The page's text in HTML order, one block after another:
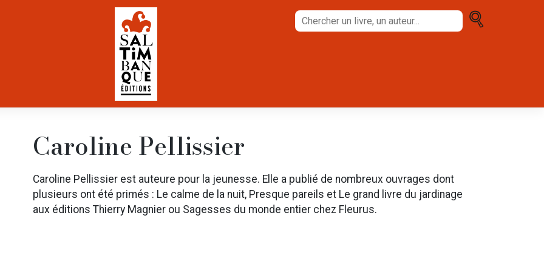
Chercher
un
Caroline Pellissier
Caroline Pellissier est auteure pour la jeunesse. Elle a publié de nombreux ouvrages dont
plusieurs ont été primés : Le calme de la nuit, Presque pareils et Le grand livre du jardinage
aux éditions Thierry Magnier ou Sagesses du monde entier chez Fleurus.